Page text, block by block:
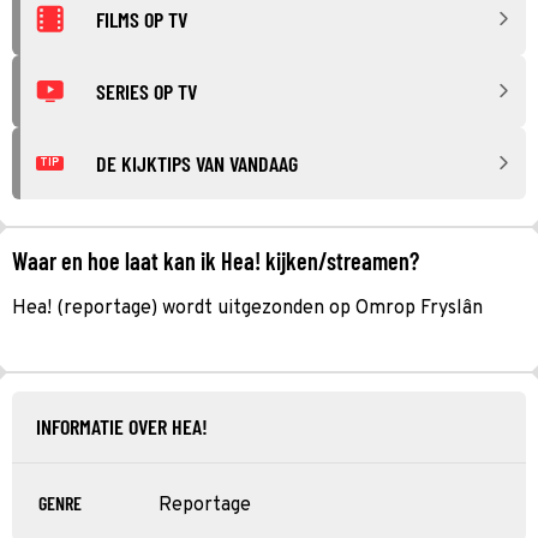
FILMS OP TV
SERIES OP TV
TIP DE KIJKTIPS VAN VANDAAG
Waar en hoe laat kan ik Hea! kijken/streamen?
Hea! (reportage) wordt uitgezonden op Omrop Fryslân
INFORMATIE OVER HEA!
GENRE Reportage